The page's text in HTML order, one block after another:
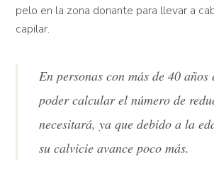
pelo en la zona donante para llevar a
capilar.
En personas con más de 40 años
poder calcular el número de
necesitará, ya que debido a la
su calvicie avance poco más.